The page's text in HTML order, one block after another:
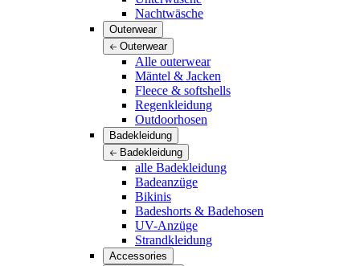
Nachtwäsche
Outerwear
Outerwear
Alle outerwear
Mäntel & Jacken
Fleece & softshells
Regenkleidung
Outdoorhosen
Badekleidung
Badekleidung
alle Badekleidung
Badeanzüge
Bikinis
Badeshorts & Badehosen
UV-Anzüge
Strandkleidung
Accessories